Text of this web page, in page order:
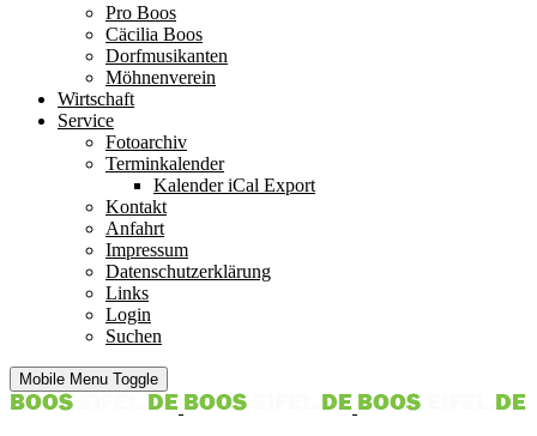
Pro Boos
Cäcilia Boos
Dorfmusikanten
Möhnenverein
Wirtschaft
Service
Fotoarchiv
Terminkalender
Kalender iCal Export
Kontakt
Anfahrt
Impressum
Datenschutzerklärung
Links
Login
Suchen
Mobile Menu Toggle